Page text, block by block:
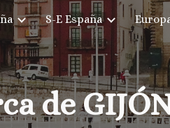
Skip to
S-E España
de